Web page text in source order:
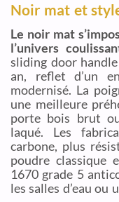
Noir mat et
Le noir mat
l’univers
sliding door
an, reflet d’un
modernisé. La
une meilleure
porte bois brut
laqué. Les
carbone, plus
poudre classique
1670 grade 5
les salles d’eau ou